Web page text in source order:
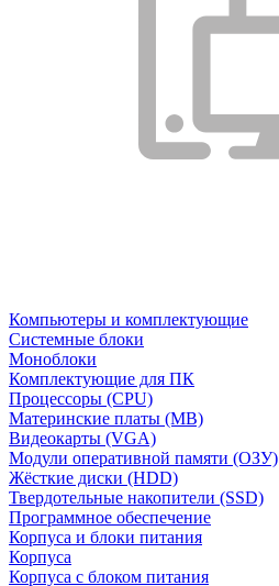
Компьютеры и комплектующие
Системные блоки
Моноблоки
Комплектующие для ПК
Процессоры (CPU)
Материнские платы (MB)
Видеокарты (VGA)
Модули оперативной памяти (ОЗУ)
Жёсткие диски (HDD)
Твердотельные накопители (SSD)
Программное обеспечение
Корпуса и блоки питания
Корпуса
Корпуса с блоком питания